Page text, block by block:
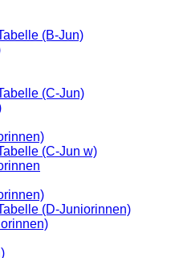
(B-Jun)
(C-Jun)
(C-Jun w)
(D-Juniorinnen)